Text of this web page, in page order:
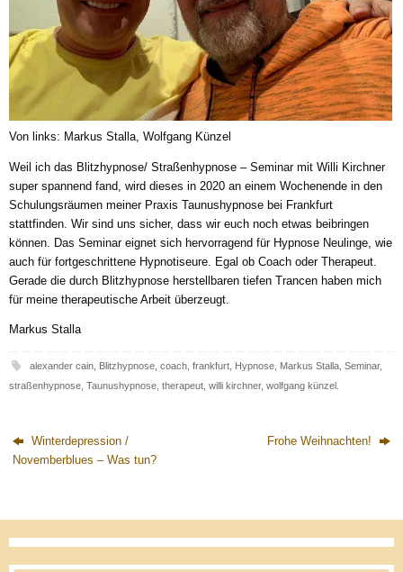
Von links: Markus Stalla, Wolfgang Künzel
Weil ich das Blitzhypnose/ Straßenhypnose – Seminar mit Willi Kirchner
super spannend fand, wird dieses in 2020 an einem Wochenende in den
Schulungsräumen meiner Praxis Taunushypnose bei Frankfurt
stattfinden. Wir sind uns sicher, dass wir euch noch etwas beibringen
können. Das Seminar eignet sich hervorragend für Hypnose Neulinge, wie
auch für fortgeschrittene Hypnotiseure. Egal ob Coach oder Therapeut.
Gerade die durch Blitzhypnose herstellbaren tiefen Trancen haben mich
für meine therapeutische Arbeit überzeugt.
Markus Stalla
alexander cain, Blitzhypnose, coach, frankfurt, Hypnose, Markus Stalla, Seminar,
straßenhypnose Taunushypnose therapeut willi kirchner, wolfgang künzel
Winterdepression /
Novemberblues – Was tun?
Frohe Weihnachten!